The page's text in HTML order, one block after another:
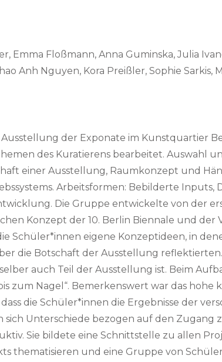
Emma Floßmann, Anna Guminska, Julia
Anh Nguyen, Kora Preißler, Sophie Sarkis,
der Exponate im Kunstquartier
des Kuratierens bearbeitet. Auswahl
einer Ausstellung, Raumkonzept und
Arbeitsformen: Bebilderte Inputs,
Die Gruppe entwickelte von der
Konzept der 10. Berlin Biennale und der
Schüler*innen eigene Konzeptideen, in
die Botschaft der Ausstellung
auch Teil der Ausstellung ist. Beim
zum Nagel“. Bemerkenswert war das hohe
die Schüler*innen die Ergebnisse der
Unterschiede bezogen auf den Zugang
Sie bildete eine Schnittstelle zu allen
thematisieren und eine Gruppe von